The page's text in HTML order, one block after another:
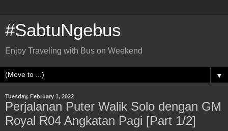
#SabtuNgebus
Enjoy Traveling with Bus on Weekend
▼
Tuesday, February 1, 2022
Perjalanan Puter Walik Solo dengan GM
Royal R04 Angkatan Pagi [Part 1/2]